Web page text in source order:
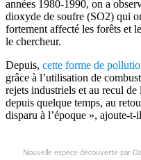
années 1980-1990, on a
dioxyde de soufre (SO2) qui
fortement affecté les forêts et
le chercheur.
Depuis, cette forme de
grâce à l’utilisation de
rejets industriels et au recul
depuis quelque temps, au
disparu à l’époque », ajoute-t-
Nouvelle espèce découverte par